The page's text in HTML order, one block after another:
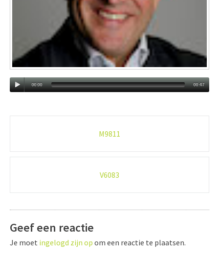
00:00 00:47
M9811
V6083
Geef een reactie
Je moet ingelogd zijn op om een reactie te plaatsen.